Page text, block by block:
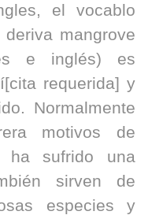
el vocablo
mangrove
e inglés) es
requerida] y
Normalmente
motivos de
ha sufrido una
sirven de
especies y